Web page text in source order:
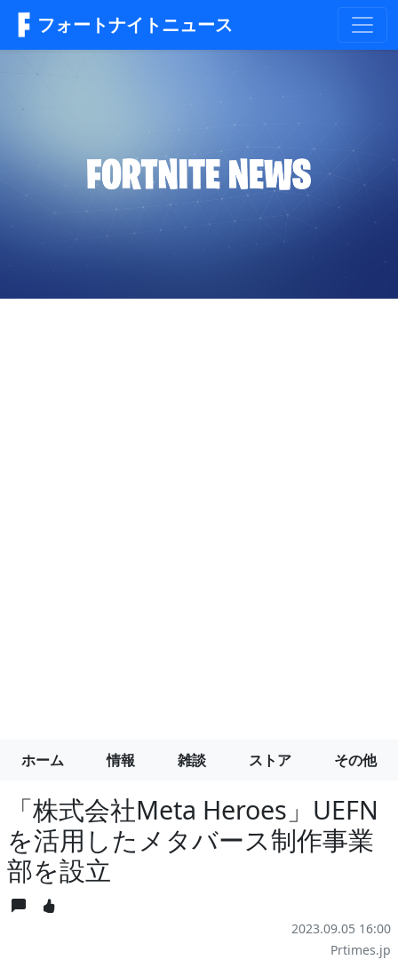
フォートナイトニュース
ホーム 情報 雑談 ストア その他
「株式会社Meta Heroes」UEFN
を活用したメタバース制作事業
部を設立
2023.09.05 16:00
Prtimes.jp